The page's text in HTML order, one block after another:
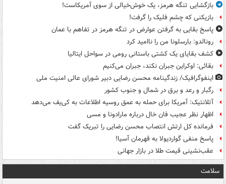
بازگشایی تنگه هرمز، یک خوش‌خیالی از سوی آمریکاست!
بازیکنی که چشم فلیک را گرفت!
پاسخ بقایی به گرفتن عوارض در تنگه هرمز در تفاهم با عمان
رونالدو: بارسلونا من را ناامید کرد
کشف بقایای یک کشتی باستانی رومی در سواحل ایتالیا
بقائی: اوکراین جبران نکند، جبران می‌کنیم
اینفوگرافیک/ زندگینامه محسن رضایی دبیر شورای عالی امنیت‌ ملی
رگبار و رعد و برق در شمال و جنوب کشور
آتلانتیک: آمریکا برای حمله به عمق روسیه اطلاعات به کی‌یف می‌دهد
اظهار نظر عجیب فان خال درباره مارادونا و مسی
فرمانده کل ارتش انتصاب محسن رضایی را تبریک گفت
پاسخ منفی گواردیولا به قهرمان آسیا!
عقب‌نشینی قیمت طلا در بازار جهانی
سلامت